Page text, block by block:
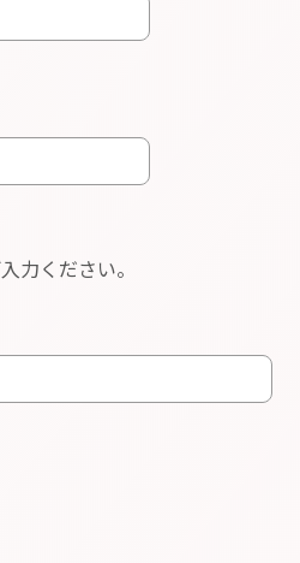
の内容を、二次使用や第
上などへの掲載、譲渡、貸
己学習の範囲を超えた使
座の録音・録画・写真撮影
せん。
急事態の発生による開講遅
話もしくはメールにて通
す。
ジオのポリシー、免責事